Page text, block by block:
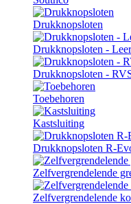
Drukknopsloten
Drukknopsloten - Leer
Drukknopsloten -
Toebehoren
Kastsluiting
Drukknopsloten R-
Zelfvergrendelende
Zelfvergrendelende